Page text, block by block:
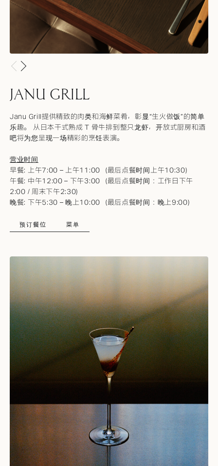
JANU GRILL
Janu Grill提供精致的肉类和海鲜菜肴，彰显“生火做饭”的简单
乐趣。 从日本干式熟成 T 骨牛排到整只龙虾，开放式厨房和酒
吧将为您呈现一场精彩的烹饪表演。
营业时间
早餐: 上午7:00 – 上午11:00（最后点餐时间上午10:30）
午餐: 中午12:00 – 下午3:00（最后点餐时间：工作日下午
2:00 / 周末下午2:30）
晚餐: 下午5:30 – 晚上10:00（最后点餐时间：晚上9:00）
预订餐位 菜单